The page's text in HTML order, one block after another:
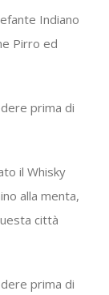
Indiano
Pirro ed
il Whisky
alla menta,
città